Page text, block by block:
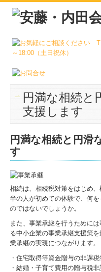
トップページ
事務所案内
業務案内
採用情報
社員インタビュー
数字で見る
事務所通信
お問合せ
個人情報保護方針
円満な相続と
支援します
円満な相続と円滑
す
相続は、相続税対策をはじめ
半の人が初めての体験で、何
のではないでしょうか。
また、事業承継を行うために
る中小企業の事業承継支援策
業承継の実現につながります。
・住宅取得等資金贈与の非課
・結婚・子育て費用の贈与税